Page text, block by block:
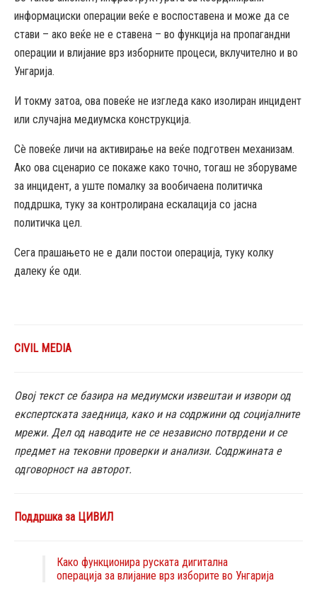
информациски операции веќе е воспоставена и може да се
стави – ако веќе не е ставена – во функција на пропагандни
операции и влијание врз изборните процеси, вклучително и во
Унгарија.
И токму затоа, ова повеќе не изгледа како изолиран инцидент
или случајна медиумска конструкција.
Сè повеќе личи на активирање на веќе подготвен механизам.
Ако ова сценарио се покаже како точно, тогаш не зборуваме
за инцидент, а уште помалку за вообичаена политичка
поддршка, туку за контролирана ескалација со јасна
политичка цел.
Сега прашањето не е дали постои операција, туку колку
далеку ќе оди.
CIVIL MEDIA
Овој текст се базира на медиумски извештаи и извори од
експертската заедница, како и на содржини од социјалните
мрежи. Дел од наводите не се независно потврдени и се
предмет на тековни проверки и анализи. Содржината е
одговорност на авторот.
Поддршка за ЦИВИЛ
Како функционира руската дигитална
операција за влијание врз изборите во Унгарија